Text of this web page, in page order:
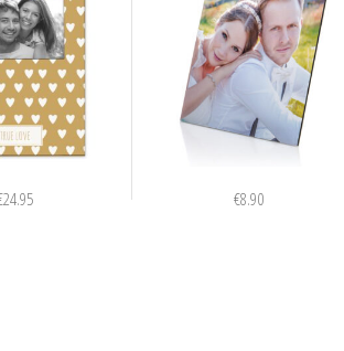
24.95 €8.90